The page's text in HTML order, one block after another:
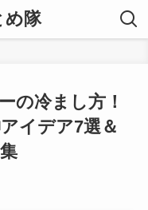
め隊
の冷まし方！
イデア7選＆